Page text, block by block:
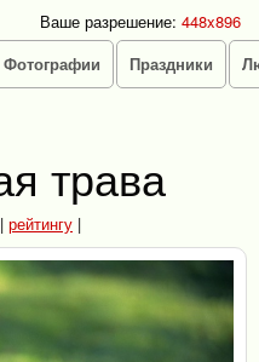
Ваше разрешение: 448x896
Фотографии Праздники
трава
| рейтингу |